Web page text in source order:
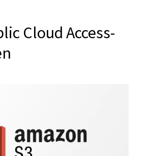
Cloud Access-
Konnektivität: